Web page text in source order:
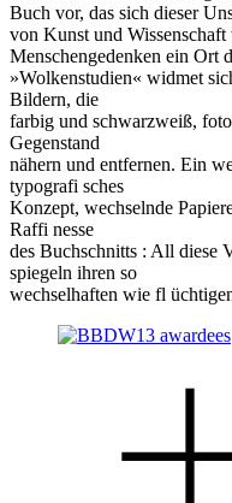
Buch vor, das sich dieser
von Kunst und
Menschengedenken ein Ort
»Wolkenstudien« widmet
Bildern, die
farbig und schwarzweiß,
Gegenstand
nähern und entfernen. Ein
typografi sches
Konzept, wechselnde
Raffi nesse
des Buchschnitts : All diese
spiegeln ihren so
wechselhaften wie fl